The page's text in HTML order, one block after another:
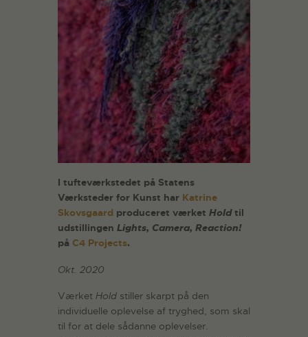
I tufteværkstedet på Statens
Værksteder for Kunst har Katrine
Skovsgaard produceret værket Holdtil
udstillingen Lights, Camera, Reaction!
på C4 Projects.
Okt. 2020
Værket Hold stiller skarpt på den
individuelle oplevelse af tryghed, som skal
til for at dele sådanne oplevelser.